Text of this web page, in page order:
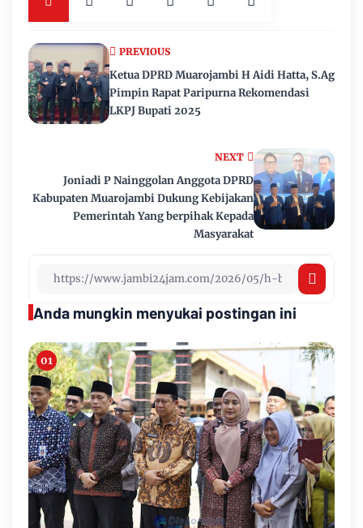
NEXT
Joniadi P Nainggolan Anggota DPRD
Kabupaten Muarojambi Dukung Kebijakan
Pemerintah Yang berpihak Kepada
Masyarakat
PREVIOUS
Ketua DPRD Muarojambi H Aidi Hatta, S.Ag
Pimpin Rapat Paripurna Rekomendasi
LKPJ Bupati 2025
Anda mungkin menyukai postingan ini